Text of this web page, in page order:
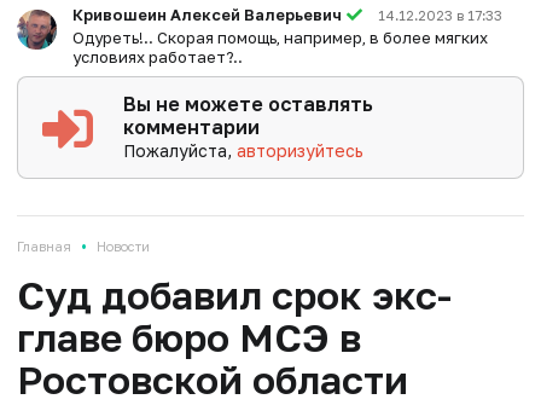
Кривошеин Алексей Валерьевич 14.12.2023 в 17:33
Одуреть!.. Скорая помощь, например, в более мягких
условиях работает?..
Вы не можете оставлять
комментарии
Пожалуйста,авторизуйтесь
Главная • Новости
Суд добавил срок экс-
главе бюро МСЭ в
Ростовской области